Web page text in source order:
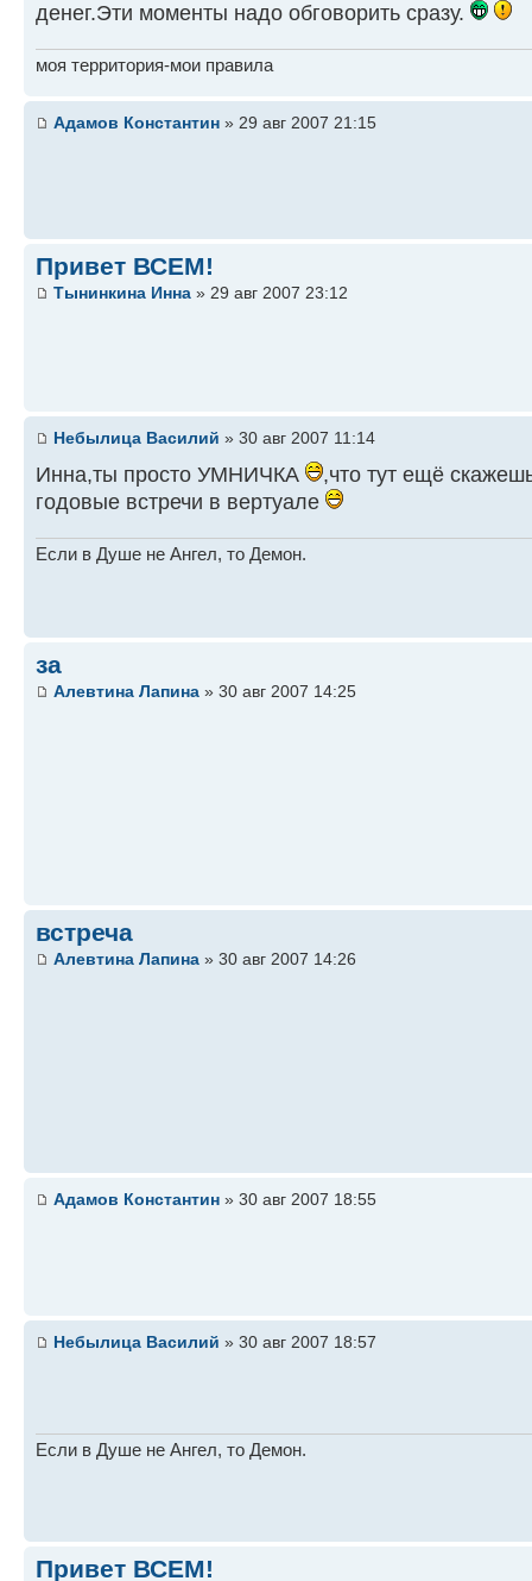
денег.Эти моменты надо обговорить сразу.
моя территория-мои правила
Адамов Константин » 29 авг 2007 21:15
Привет ВСЕМ!
Тынинкина Инна » 29 авг 2007 23:12
Небылица Василий » 30 авг 2007 11:14
Инна,ты просто УМНИЧКА
,что тут ещё
годовые встречи в вертуале
Если в Душе не Ангел, то Демон.
за
Алевтина Лапина » 30 авг 2007 14:25
встреча
Алевтина Лапина » 30 авг 2007 14:26
Адамов Константин » 30 авг 2007 18:55
Небылица Василий » 30 авг 2007 18:57
Если в Душе не Ангел, то Демон.
Привет ВСЕМ!